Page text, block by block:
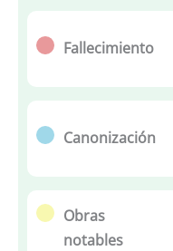
Fallecimiento
Canonización
Obras
notables